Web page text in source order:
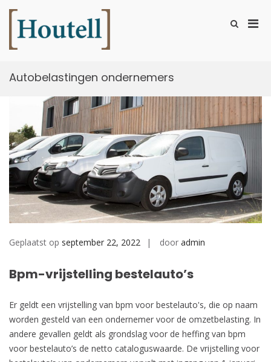
naar
inhoud
Toon
Autobelastingen ondernemers
Geplaatst op september 22, 2022 door admin
Bpm-vrijstelling bestelauto’s
Er geldt een vrijstelling van bpm voor bestelauto's, die op naam
worden gesteld van een ondernemer voor de omzetbelasting. In
andere gevallen geldt als grondslag voor de heffing van bpm
voor bestelauto’s de netto cataloguswaarde. De vrijstelling voor